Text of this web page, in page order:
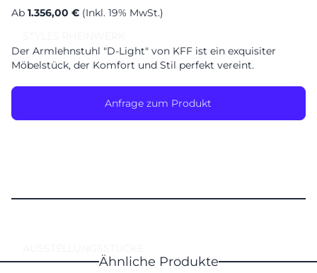
Ab 1.356,00 € (Inkl. 19% MwSt.)
Der Armlehnstuhl "D-Light" von KFF ist ein exquisiter
Möbelstück, der Komfort und Stil perfekt vereint.
Anfrage zum Produkt
Ähnliche Produkte